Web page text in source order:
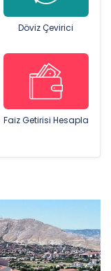
Döviz Çevirici
Faiz Getirisi Hesapla